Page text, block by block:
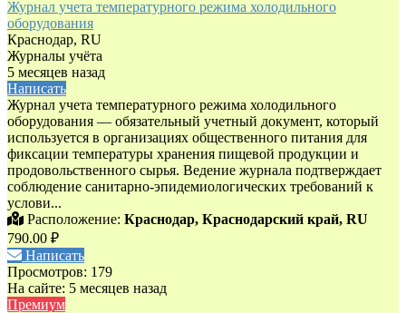
Журнал учета температурного режима холодильного
оборудования
Краснодар, RU
Журналы учёта
5 месяцев назад
Написать
Журнал учета температурного режима холодильного
оборудования — обязательный учетный документ, который
используется в организациях общественного питания для
фиксации температуры хранения пищевой продукции и
продовольственного сырья. Ведение журнала подтверждает
соблюдение санитарно-эпидемиологических требований к
услови...
Расположение: Краснодар, Краснодарский край, RU
790.00 ₽
Написать
Просмотров: 179
На сайте: 5 месяцев назад
Премиум